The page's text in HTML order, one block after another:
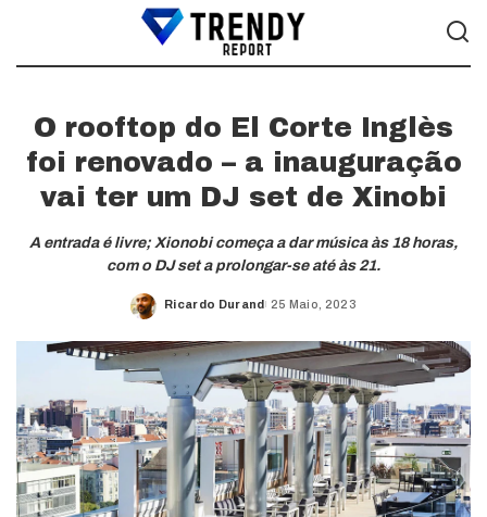
O rooftop do El Corte Inglès
foi renovado – a inauguração
vai ter um DJ set de Xinobi
A entrada é livre; Xionobi começa a dar música às 18 horas,
com o DJ set a prolongar-se até às 21.
Posted
Ricardo Durand 25 Maio, 2023